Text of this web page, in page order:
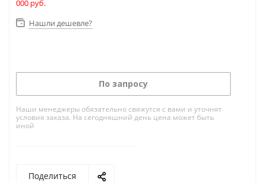
000 руб.
Нашли дешевле?
По запросу
Наши менеджеры обязательно свяжутся с вами и уточнят
условия заказа. На сегодняшний день цена может быть
иной
Поделиться